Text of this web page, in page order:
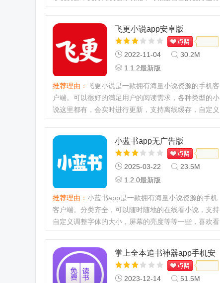
飞更小说app安卓版
2022-11-04
30.2M
1.1.2最新版
推荐理由： 飞更小说是一款拥有海量小说资源的手机客
户端。可以很好的满足用户的阅读需求，各种类型的小
说这里都有，会实时进行更新，支持离线缓存，自定义
小蓝书app无广告版
2025-03-22
23.5M
1.2.0最新版
推荐理由： 小蓝书app是一款拥有海量小说资源的手机
客户端。分类齐全，可以随时随地的在线看小说，支持
自定义调整字体的大小，屏幕的亮度等等一些，喜欢看
掌上全本追书神器app手机安
卓官方下载
2023-12-14
51.5M